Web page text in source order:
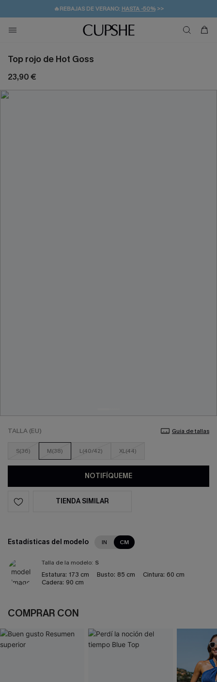
👒PROMOCIÓN DE VERANO:-10% EN 2 VESTIDOS
💌¡SUSCRIBIRSE & GANAR -10% EXTRA!
🚚ENVÍO GRATUITO A PARTIR DE 49 € >>
Top rojo de Hot Goss
23,90 €
TALLA (EU) Guía de tallas
S(36) M(38) L(40/42) XL(44)
NOTIFÍQUEME
TIENDA SIMILAR
Estadísticas del modelo IN CM
Talla de la modelo: S
Estatura: 173 cm Busto: 85 cm Cintura: 60 cm
Cadera: 90 cm
COMPRAR CON